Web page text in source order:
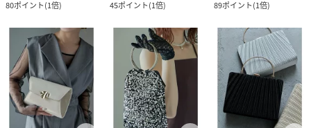
80ポイント(1倍)
45ポイント(1倍)
89ポイント(1倍)